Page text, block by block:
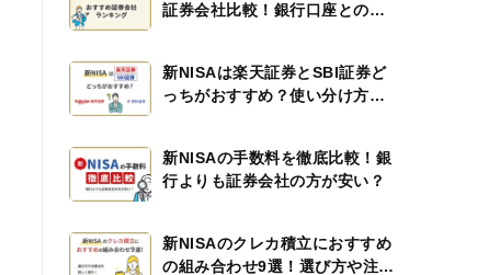
証券会社比較！銀行口座との比
新NISAは楽天証券とSBI証券ど
っちがおすすめ？使い分け方も
新NISAの手数料を徹底比較！銀
行よりも証券会社の方が安い？
新NISAのクレカ積立におすすめ
の組み合わせ9選！選び方や注意